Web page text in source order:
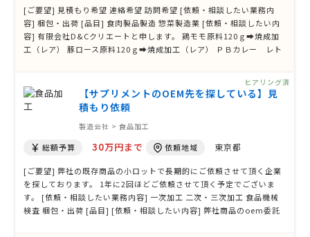
[ご要望] 見積もり希望 連絡希望 訪問希望 [依頼・相談したい業務内
容] 梱包・出荷 [品目] 食肉製品製造 惣菜製造業 [依頼・相談したい内
容] 有限会社D&Cクリエートと申します。 鶏モモ原料120ｇ➡焼成加
工（レア） 豚ロース原料120ｇ➡焼成加工（レア） ＰＢカレー レト
【サプリメントのOEM先を探している】見
積もり依頼
製造会社 > 食品加工
総額予算 30万円まで 依頼地域 東京都
[ご要望] 弊社の既存商品の小ロットで長期的にご依頼させて頂く企業
を探しております。 1年に2回ほどご依頼させて頂く予定でございま
す。 [依頼・相談したい業務内容] 一次加工 二次・三次加工 食品機械
検査 梱包・出荷 [品目] [依頼・相談したい内容] 弊社商品のoem委託
ヒアリング済